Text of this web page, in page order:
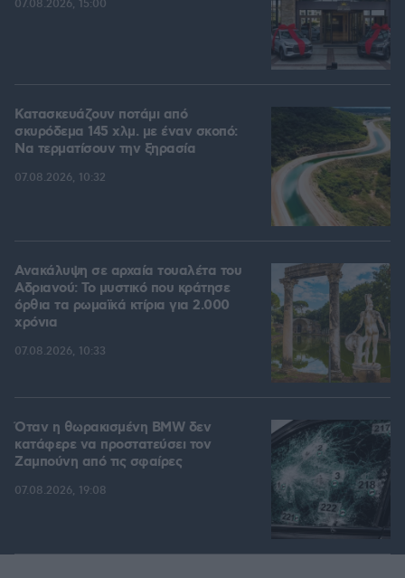
07.08.2026, 15:00
Κατασκευάζουν ποτάμι από
σκυρόδεμα 145 χλμ. με έναν σκοπό:
Να τερματίσουν την ξηρασία
07.08.2026, 10:32
Ανακάλυψη σε αρχαία τουαλέτα του
Αδριανού: Το μυστικό που κράτησε
όρθια τα ρωμαϊκά κτίρια για 2.000
χρόνια
07.08.2026, 10:33
Όταν η θωρακισμένη BMW δεν
κατάφερε να προστατεύσει τον
Ζαμπούνη από τις σφαίρες
07.08.2026, 19:08